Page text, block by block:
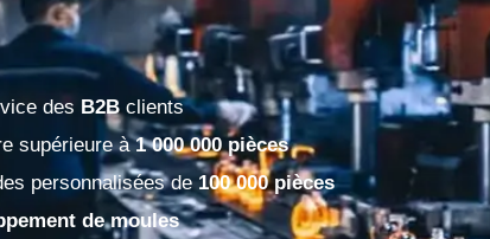
des B2Bclients
supérieure à1 000 000 pièces
personnalisées de 100 000 pièces
de moules